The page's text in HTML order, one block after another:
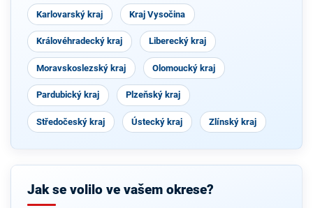
Karlovarský kraj Kraj Vysočina
Královéhradecký kraj Liberecký kraj
Moravskoslezský kraj Olomoucký kraj
Pardubický kraj Plzeňský kraj
Středočeský kraj Ústecký kraj Zlínský kraj
Jak se volilo ve vašem okrese?